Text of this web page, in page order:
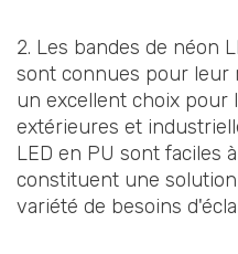
2. Les bandes de néon
sont connues pour
un excellent choix pour
extérieures et
LED en PU sont faciles
constituent une
variété de besoins